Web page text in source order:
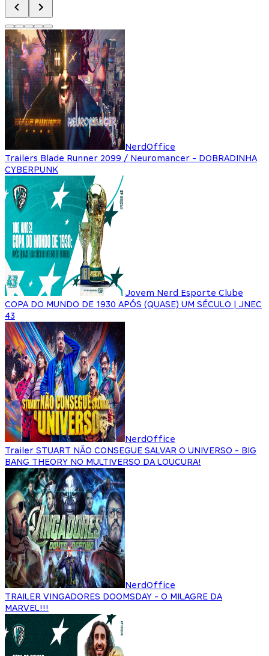
NerdOffice
Trailers Blade Runner 2099 / Neuromancer - DOBRADINHA
CYBERPUNK
Jovem Nerd Esporte Clube
COPA DO MUNDO DE 1930 APÓS (QUASE) UM SÉCULO | JNEC
43
NerdOffice
Trailer STUART NÃO CONSEGUE SALVAR O UNIVERSO - BIG
BANG THEORY NO MULTIVERSO DA LOUCURA!
NerdOffice
TRAILER VINGADORES DOOMSDAY - O MILAGRE DA
MARVEL!!!